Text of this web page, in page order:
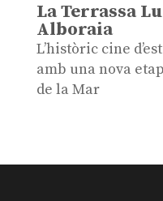
La Terrassa
Alboraia
L’històric cine
amb una nova
de la Mar